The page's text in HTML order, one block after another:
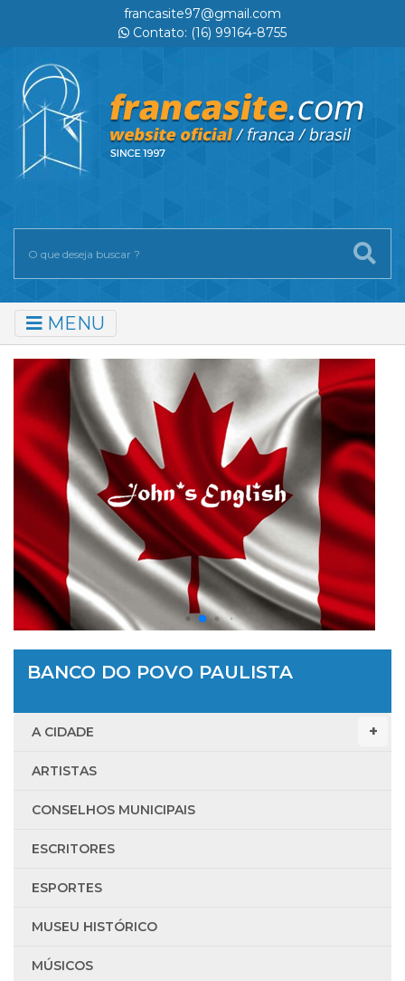
francasite97@gmail.com
Contato: (16) 99164-8755
MENU
BANCO DO POVO PAULISTA
A CIDADE
ARTISTAS
CONSELHOS MUNICIPAIS
ESCRITORES
ESPORTES
MUSEU HISTÓRICO
MÚSICOS